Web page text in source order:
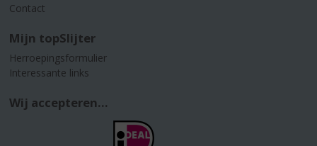
Contact
Mijn topSlijter
Herroepingsformulier
Interessante links
Wij accepteren...